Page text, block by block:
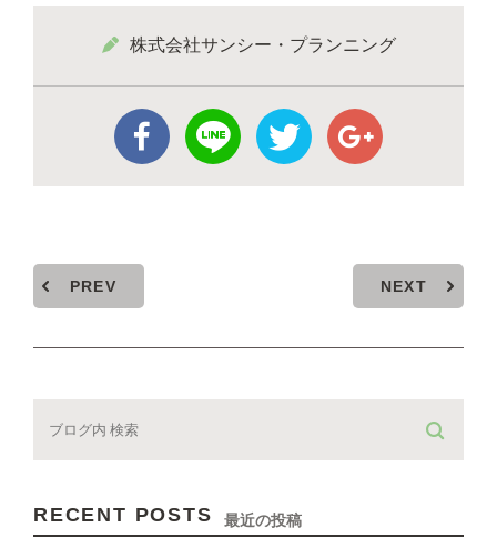
株式会社サンシー・プランニング
PREV NEXT
RECENT POSTS 最近の投稿